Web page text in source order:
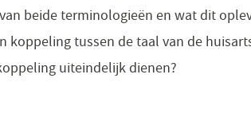
beide terminologieën en wat dit
koppeling tussen de taal van de
uiteindelijk dienen?